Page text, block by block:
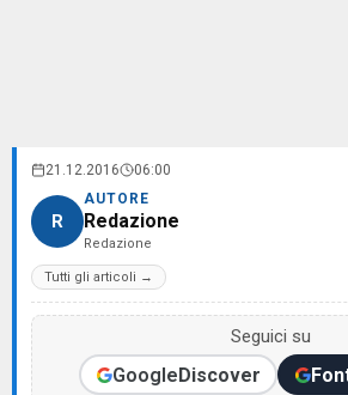
21.12.2016 06:00
R
AUTORE
Redazione
Redazione
Tutti gli articoli →
Seguici su
GoogleDiscover